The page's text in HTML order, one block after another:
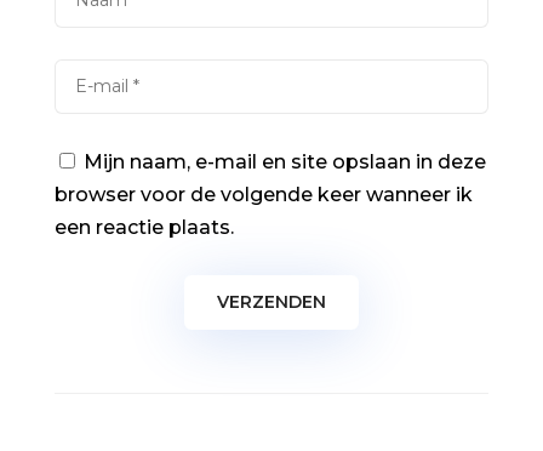
Mijn naam, e-mail en site opslaan in deze
browser voor de volgende keer wanneer ik
een reactie plaats.